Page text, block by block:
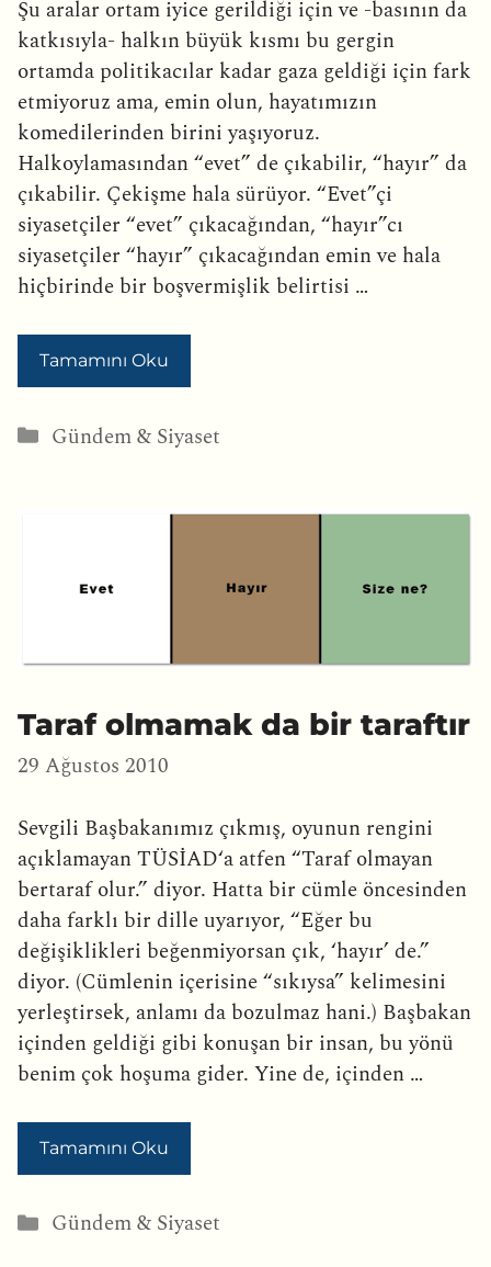
Şu aralar ortam iyice gerildiği için ve -basının da
katkısıyla- halkın büyük kısmı bu gergin
ortamda politikacılar kadar gaza geldiği için fark
etmiyoruz ama, emin olun, hayatımızın
komedilerinden birini yaşıyoruz.
Halkoylamasından “evet” de çıkabilir, “hayır” da
çıkabilir. Çekişme hala sürüyor. “Evet”çi
siyasetçiler “evet” çıkacağından, “hayır”cı
siyasetçiler “hayır” çıkacağından emin ve hala
hiçbirinde bir boşvermişlik belirtisi …
Tamamını Oku
Kategoriler
Gündem & Siyaset
Taraf olmamak da bir taraftır
29 Ağustos 2010
Sevgili Başbakanımız çıkmış, oyunun rengini
açıklamayan TÜSİAD‘a atfen “Taraf olmayan
bertaraf olur.” diyor. Hatta bir cümle öncesinden
daha farklı bir dille uyarıyor, “Eğer bu
değişiklikleri beğenmiyorsan çık, ‘hayır’ de.”
diyor. (Cümlenin içerisine “sıkıysa” kelimesini
yerleştirsek, anlamı da bozulmaz hani.) Başbakan
içinden geldiği gibi konuşan bir insan, bu yönü
benim çok hoşuma gider. Yine de, içinden …
Tamamını Oku
Kategoriler
Gündem & Siyaset